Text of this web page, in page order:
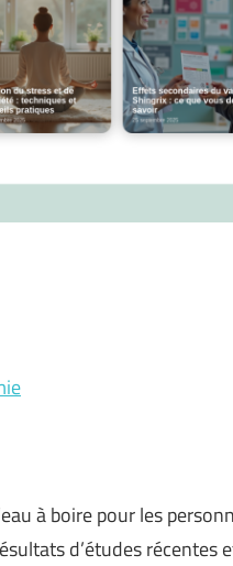
à boire pour les
d’études récentes